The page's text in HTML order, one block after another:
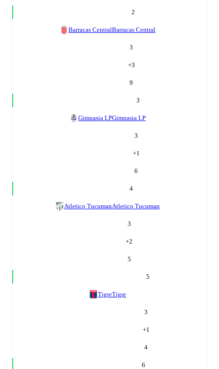
2
Barracas CentralBarracas Central
3
+3
9
3
Gimnasia LPGimnasia LP
3
+1
6
4
Atletico TucumanAtletico Tucuman
3
+2
5
5
TigreTigre
3
+1
4
6